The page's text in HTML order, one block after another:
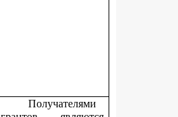
Получателями